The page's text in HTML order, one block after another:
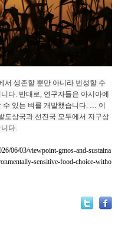
서 생존할 뿐만 아니라 번성할 수
다. 반대로, 연구자들은 아시아에
있는 벼를 개발했습니다. … 이
도상국과 선진국 모두에서 지구상
다.
06/03/viewpoint-gmos-and-sustaina
sensitive-food-choice-witho